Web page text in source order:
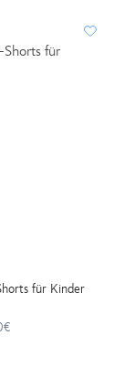
für Kinder